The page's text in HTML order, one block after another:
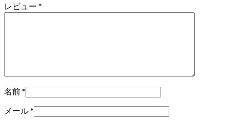
レビュー *
名前*
メール*